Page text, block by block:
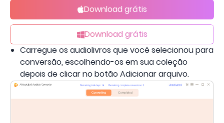
Download grátis
Download grátis
Carregue os audiolivros que você selecionou para
conversão, escolhendo-os em sua coleção
depois de clicar no botão Adicionar arquivo.